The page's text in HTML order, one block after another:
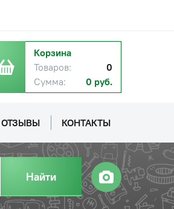
Корзина
Товаров:
0
Сумма:
0 руб.
ОТЗЫВЫ КОНТАКТЫ
Найти